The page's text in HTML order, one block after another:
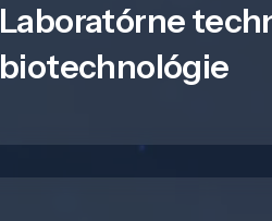
Laboratórne
biotechnológie